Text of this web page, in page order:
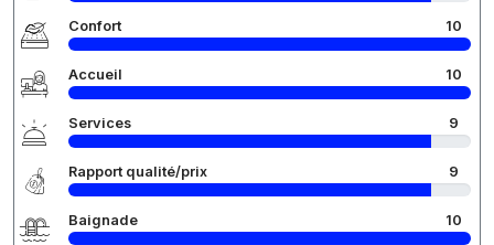
Confort 10
Accueil 10
Services 9
Rapport qualité/prix 9
Baignade 10